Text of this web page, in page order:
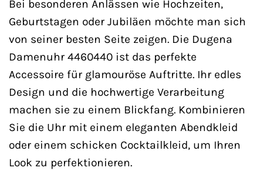
Bei besonderen Anlässen wie Hochzeiten,
Geburtstagen oder Jubiläen möchte man sich
von seiner besten Seite zeigen. Die Dugena
Damenuhr 4460440 ist das perfekte
Accessoire für glamouröse Auftritte. Ihr edles
Design und die hochwertige Verarbeitung
machen sie zu einem Blickfang. Kombinieren
Sie die Uhr mit einem eleganten Abendkleid
oder einem schicken Cocktailkleid, um Ihren
Look zu perfektionieren.